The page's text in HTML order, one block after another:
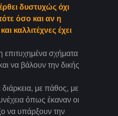
δυστυχώς όχι
όσο και αν η
καλλιτέχνες έχει
επιτυχημένα σχήματα
να βάλουν την δικής
με πάθος, με
όπως έκαναν οι
να υπάρξουν την